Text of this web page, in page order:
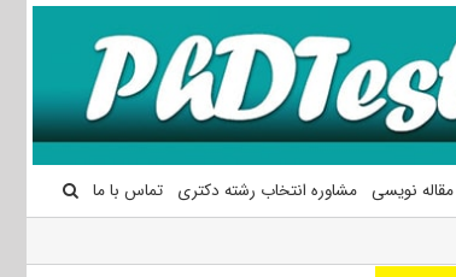
نویسی مشاوره انتخاب رشته دکتری تماس با ما